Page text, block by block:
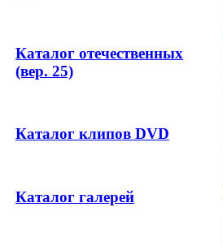
Каталог отечественных
(вер. 25)
Каталог клипов DVD
Каталог галерей